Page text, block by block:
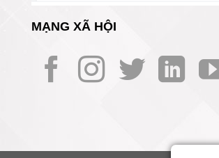
MẠNG XÃ HỘI